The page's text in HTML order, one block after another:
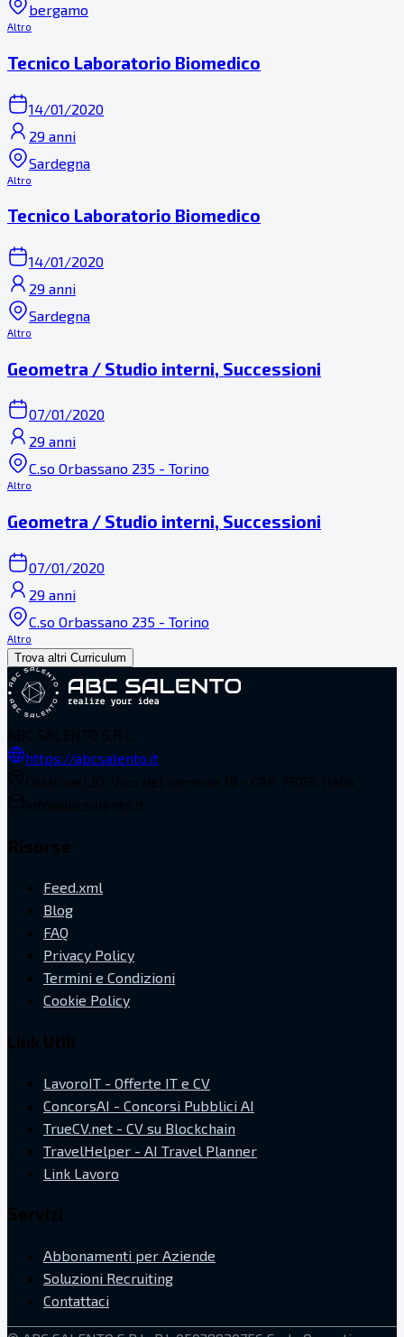
bergamo
Altro
Tecnico Laboratorio Biomedico
14/01/2020
29 anni
Sardegna
Altro
Tecnico Laboratorio Biomedico
14/01/2020
29 anni
Sardegna
Altro
Geometra / Studio interni, Successioni
07/01/2020
29 anni
C.so Orbassano 235 - Torino
Altro
Geometra / Studio interni, Successioni
07/01/2020
29 anni
C.so Orbassano 235 - Torino
Altro
Trova altri Curriculum
https://abcsalento.it
Feed.xml
Blog
FAQ
Privacy Policy
Termini e Condizioni
Cookie Policy
LavoroIT - Offerte IT e CV
ConcorsAI - Concorsi Pubblici AI
TrueCV.net - CV su Blockchain
TravelHelper - AI Travel Planner
Link Lavoro
Abbonamenti per Aziende
Soluzioni Recruiting
Contattaci